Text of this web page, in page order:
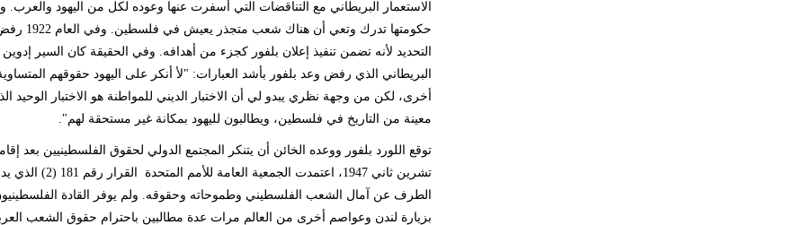
الاستعمار البريطاني مع التناقضات التي أسفرت عنها وعوده لكل من اليهود
التحديد لأنه تضمن تنفيذ إعلان بلفور كجزء من أهدافه. وفي الحقيقة كان السير
البريطاني الذي رفض وعد بلفور بأشد العبارات: "لأ أنكر على اليهود حقوقهم
أخرى، لكن من وجهة نظري يبدو لي أن الاختبار الديني للمواطنة هو الاختبار
معينة من التاريخ في فلسطين، ويطالبون لليهود بمكانة غير مستحقة لهم".
تشرين ثاني
الطرف عن آمال الشعب الفلسطيني وطموحاته وحقوقه. ولم يوفر القادة
بزيارة لندن وعواصم أخرى من العالم مرات عدة مطالبين باحترام حقوق الشعب